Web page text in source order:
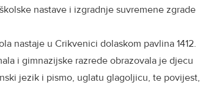
nastave i izgradnje suvremene zgrade
nastaje u Crikvenici dolaskom pavlina 1412.
i gimnazijske razrede obrazovala je djecu
jezik i pismo, uglatu glagoljicu, te povijest,